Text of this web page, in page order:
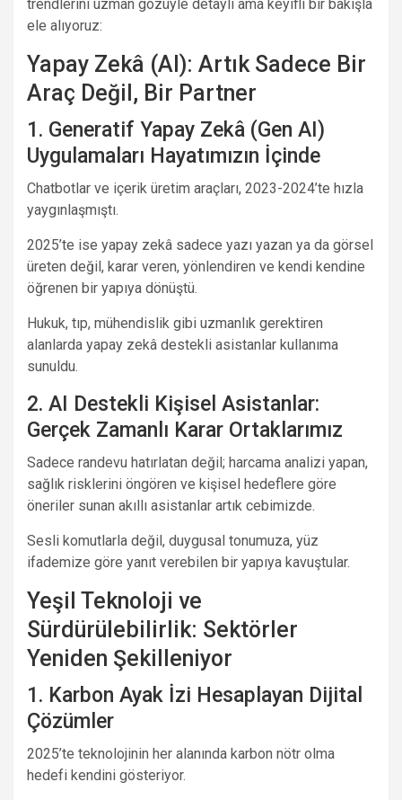
trendlerini uzman gözüyle detaylı ama keyifli bir bakışla
ele alıyoruz:
Yapay Zekâ (AI): Artık Sadece Bir
Araç Değil, Bir Partner
1. Generatif Yapay Zekâ (Gen AI)
Uygulamaları Hayatımızın İçinde
Chatbotlar ve içerik üretim araçları, 2023-2024’te hızla
yaygınlaşmıştı.
2025’te ise yapay zekâ sadece yazı yazan ya da görsel
üreten değil, karar veren, yönlendiren ve kendi kendine
öğrenen bir yapıya dönüştü.
Hukuk, tıp, mühendislik gibi uzmanlık gerektiren
alanlarda yapay zekâ destekli asistanlar kullanıma
sunuldu.
2. AI Destekli Kişisel Asistanlar:
Gerçek Zamanlı Karar Ortaklarımız
Sadece randevu hatırlatan değil; harcama analizi yapan,
sağlık risklerini öngören ve kişisel hedeflere göre
öneriler sunan akıllı asistanlar artık cebimizde.
Sesli komutlarla değil, duygusal tonumuza, yüz
ifademize göre yanıt verebilen bir yapıya kavuştular.
Yeşil Teknoloji ve
Sürdürülebilirlik: Sektörler
Yeniden Şekilleniyor
1. Karbon Ayak İzi Hesaplayan Dijital
Çözümler
2025’te teknolojinin her alanında karbon nötr olma
hedefi kendini gösteriyor.